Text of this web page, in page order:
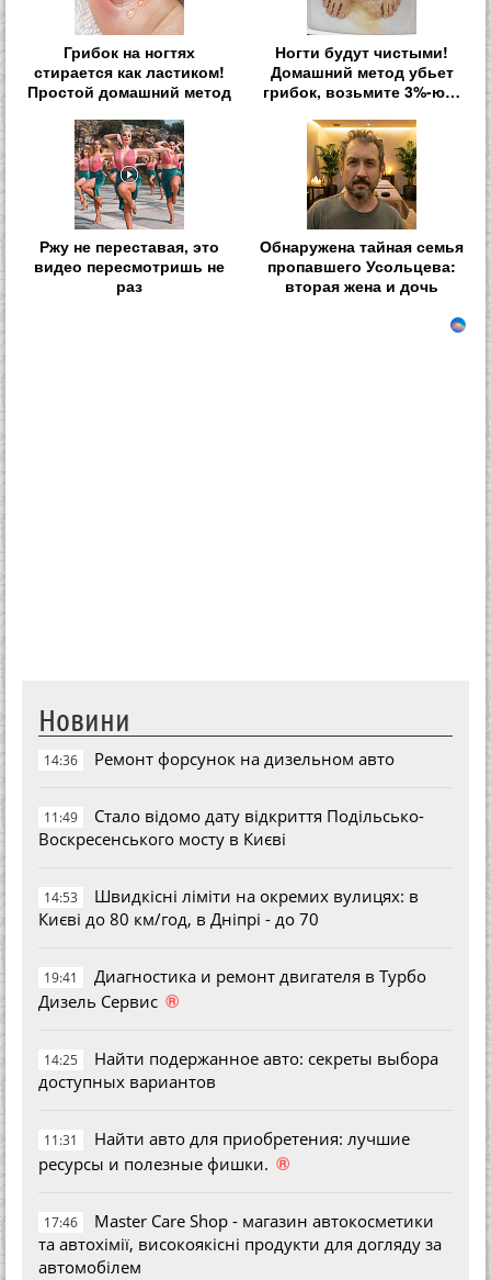
Грибок на ногтях
стирается как ластиком!
Простой домашний метод
Ногти будут чистыми!
Домашний метод убьет
грибок, возьмите 3%-ю…
Ржу не переставая, это
видео пересмотришь не
раз
Обнаружена тайная семья
пропавшего Усольцева:
вторая жена и дочь
Новини
14:36 Ремонт форсунок на дизельном авто
11:49
Стало відомо дату відкриття Подільсько-
Воскресенського мосту в Києві
14:53
Швидкісні ліміти на окремих вулицях: в
Києві до 80 км/год, в Дніпрі - до 70
19:41
Диагностика и ремонт двигателя в Турбо
Дизель Сервис ®
14:25
Найти подержанное авто: секреты выбора
доступных вариантов
11:31
Найти авто для приобретения: лучшие
ресурсы и полезные фишки. ®
17:46
Master Care Shop - магазин автокосметики
та автохімії, високоякісні продукти для догляду за
автомобілем